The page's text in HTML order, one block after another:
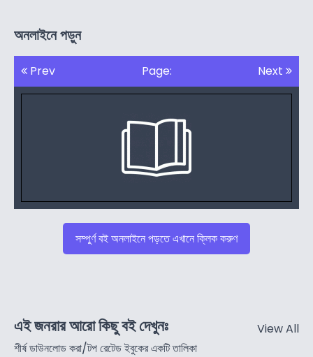
অনলাইনে পড়ুন
Prev Page: Next
সম্পুর্ণ বই অনলাইনে পড়তে এখানে ক্লিক করুণ
এই জনরার আরো কিছু বই দেখুনঃ
শীর্ষ ডাউনলোড করা/টপ রেটেড ইবুকের একটি তালিকা
View All